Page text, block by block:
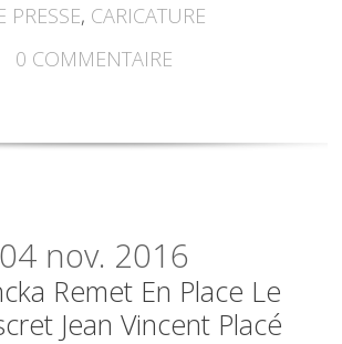
PRESSE, CARICATURE
0 COMMENTAIRE
04 nov. 2016
Remet En Place Le
Jean Vincent Placé